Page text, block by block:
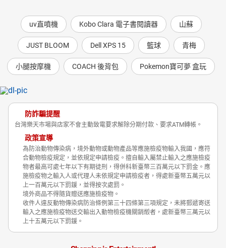
uv直噴機 Kobo Clara 電子書閱讀器 山蘇
JUST BLOOM Dell XPS 15 籃球 青梅
小腿按摩機 COACH 後背包 Pokemon寶可夢 盒玩
防詐騙提醒
台灣樂天市場與店家不會主動致電要求解除分期付款、要求ATM轉帳。
政策宣導
為防治動物傳染病，境外動物或動物產品等應施檢疫物輸入我國，應符
合動物檢疫規定，並依規定申請檢疫。擅自輸入屬禁止輸入之應施檢疫
物者最高可處七年以下有期徒刑，得併科新臺幣三百萬元以下罰金。應
施檢疫物之輸入人或代理人未依規定申請檢疫者，得處新臺幣五萬元以
上一百萬元以下罰鍰，並得按次處罰。
境外商品不得隨貨贈送應施檢疫物。
收件人違反動物傳染病防治條例第三十四條第三項規定，未將郵遞寄送
輸入之應施檢疫物送交輸出入動物檢疫機關銷燬者，處新臺幣三萬元以
上十五萬元以下罰鍰。